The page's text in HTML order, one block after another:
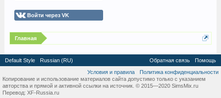
Войти через VK
Главная
Default Style Russian (RU) Обратная связь
Помощь
Условия и правила
Политика конфиденциальности
Копирование и использование материалов сайта допустимо только с указанием
авторства и прямой и активной ссылки на источник. © 2015—2020 SimsMix.ru
Перевод: XF-Russia.ru